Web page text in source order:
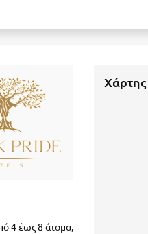
4 έως 8 άτομα,
Χάρτης